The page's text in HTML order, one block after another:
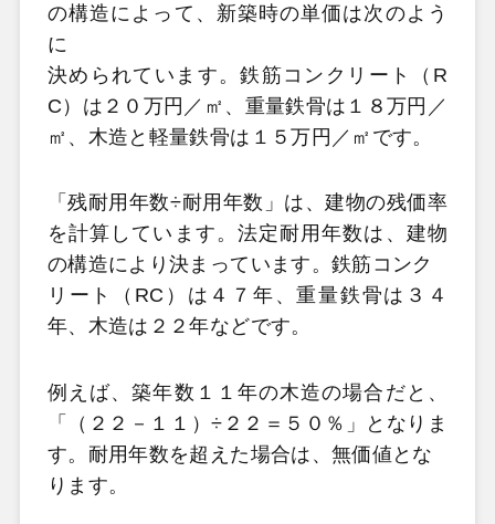
の構造によって、新築時の単価は次のよう
に
決められています。鉄筋コンクリート（R
C）は２０万円／㎡、重量鉄骨は１８万円／
㎡、木造と軽量鉄骨は１５万円／㎡です。
「残耐用年数÷耐用年数」は、建物の残価率
を計算しています。法定耐用年数は、建物
の構造により決まっています。鉄筋コンク
リート（RC）は４７年、重量鉄骨は３４
年、木造は２２年などです。
例えば、築年数１１年の木造の場合だと、
「（２２－１１）÷２２＝５０％」となりま
す。耐用年数を超えた場合は、無価値とな
ります。